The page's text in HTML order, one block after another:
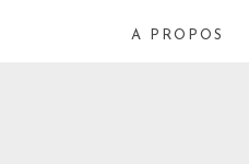
A PROPOS